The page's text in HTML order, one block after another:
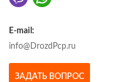
E-mail:
info@DrozdPcp.ru
ЗАДАТЬ ВОПРОС